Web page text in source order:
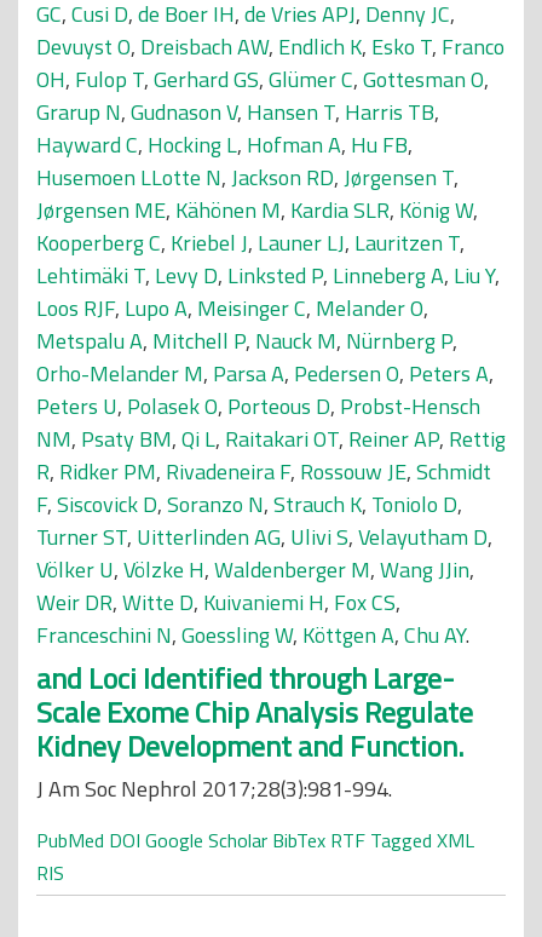
GC,Cusi D,de Boer IH,de Vries APJ, Denny JC,
Devuyst O, Dreisbach AW, Endlich K, Esko T, Franco
OH, Fulop T,Gerhard GS,Glümer C,Gottesman O,
Grarup N,Gudnason V, Hansen T, Harris TB,
Hayward C, Hocking L, Hofman A, Hu FB,
Husemoen LLotte N,Jackson RD,Jørgensen T,
Jørgensen ME, Kähönen M, Kardia SLR, König W,
Kooperberg C, Kriebel J, Launer LJ, Lauritzen T,
Lehtimäki T, Levy D, Linksted P, Linneberg A, Liu Y,
Loos RJF, Lupo A, Meisinger C, Melander O,
Metspalu A, Mitchell P, Nauck M, Nürnberg P,
Orho-Melander M, Parsa A, Pedersen O, Peters A,
Peters U, Polasek O, Porteous D, Probst-Hensch
NM, Psaty BM,Qi L, Raitakari OT, Reiner AP, Rettig
R, Ridker PM, Rivadeneira F, Rossouw JE,Schmidt
F,Siscovick D,Soranzo N,Strauch K, Toniolo D,
Turner ST, Uitterlinden AG, Ulivi S,Velayutham D,
Völker U,Völzke H,Waldenberger M,Wang JJin,
Weir DR,Witte D, Kuivaniemi H, Fox CS,
Franceschini N,Goessling W, Köttgen A,Chu AY.
and Loci Identified through Large-
Scale Exome Chip Analysis Regulate
Kidney Development and Function.
J Am Soc Nephrol 2017;28(3):981-994.
PubMed DOI Google Scholar BibTex RTF Tagged XML
RIS